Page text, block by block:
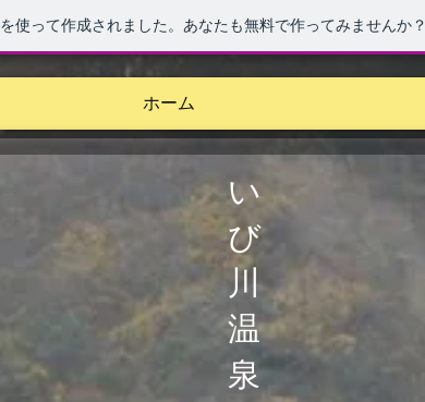
を使って作成されました。あなたも無料で作ってみませんか？
ホーム
い
び
川
温
泉